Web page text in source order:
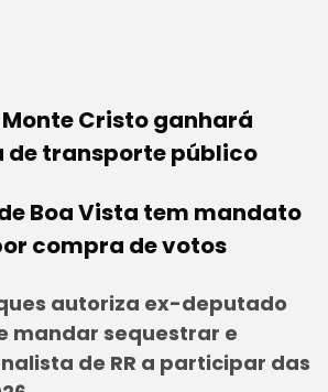
Monte Cristo ganhará
de transporte público
Boa Vista tem mandato
compra de votos
autoriza ex-deputado
mandar sequestrar e
de RR a participar das